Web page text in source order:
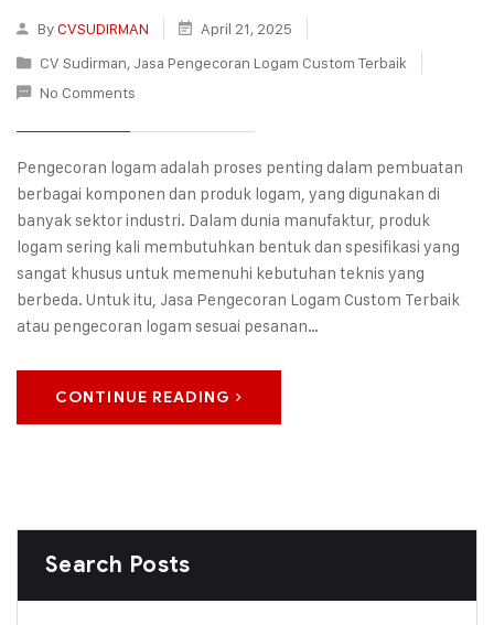
ByCVSUDIRMAN
April 21, 2025
CV Sudirman, Jasa Pengecoran Logam Custom Terbaik
No Comments
Pengecoran logam adalah proses penting dalam pembuatan
berbagai komponen dan produk logam, yang digunakan di
banyak sektor industri. Dalam dunia manufaktur, produk
logam sering kali membutuhkan bentuk dan spesifikasi yang
sangat khusus untuk memenuhi kebutuhan teknis yang
berbeda. Untuk itu, Jasa Pengecoran Logam Custom Terbaik
atau pengecoran logam sesuai pesanan…
CONTINUE READING
Search Posts